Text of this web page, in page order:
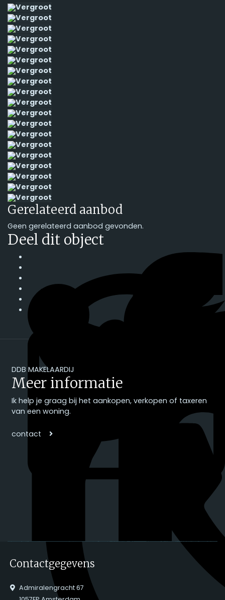
Vergroot
Vergroot
Vergroot
Vergroot
Vergroot
Vergroot
Vergroot
Vergroot
Vergroot
Vergroot
Vergroot
Vergroot
Vergroot
Vergroot
Vergroot
Vergroot
Vergroot
Vergroot
Vergroot
Gerelateerd aanbod
Geen gerelateerd aanbod gevonden.
Deel dit object
DDB MAKELAARDIJ
Meer informatie
Ik help je graag bij het aankopen, verkopen of taxeren
van een woning.
contact
Contactgegevens
Admiralengracht 67